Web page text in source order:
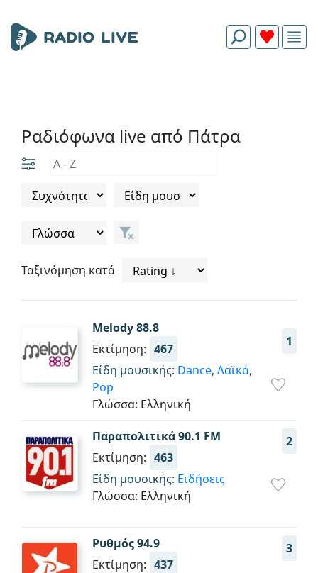
Ραδιόφωνα live από Πάτρα
Ταξινόμηση κατά
Melody 88.8
1
Εκτίμηση: 467
Είδη μουσικής: Dance, Λαϊκά,
Pop
Γλώσσα: Ελληνική
Παραπολιτικά 90.1 FM
2
Εκτίμηση: 463
Είδη μουσικής: Ειδήσεις
Γλώσσα: Ελληνική
Ρυθμός 94.9
3
Εκτίμηση: 437